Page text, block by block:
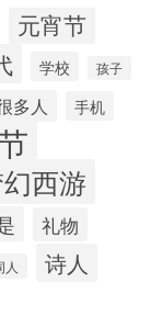
元宵节
学校 孩子
多人 手机
西游
礼物
人 诗人